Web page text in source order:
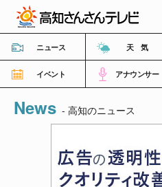
ニュース 天 気
イベント アナウンサー
高知さんさん
News - 高知のニュース